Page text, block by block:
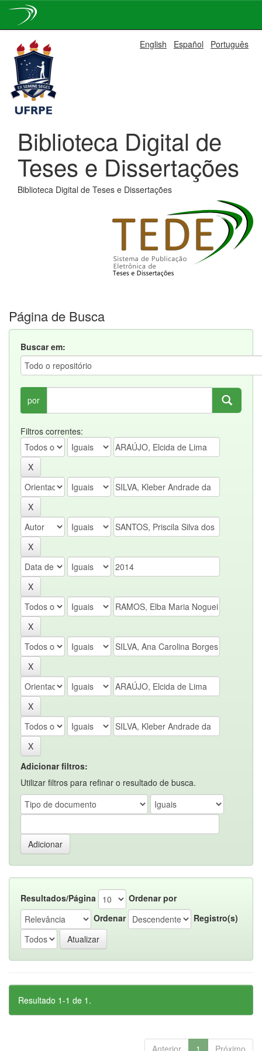
navigation
English Español Português
Biblioteca Digital de
Teses e Dissertações
Biblioteca Digital de Teses e Dissertações
Página de Busca
Buscar em:
por
Filtros correntes:
Adicionar filtros:
Utilizar filtros para refinar o resultado de busca.
Resultados/Página
Ordenar por
Ordenar
Registro(s)
Resultado 1-1 de 1.
Anterior 1 Próximo